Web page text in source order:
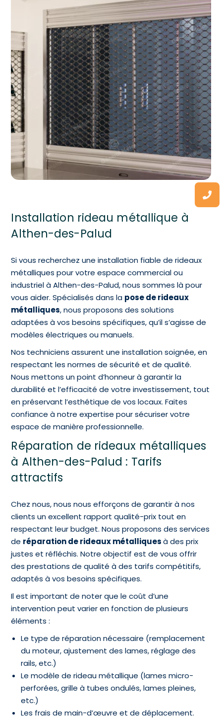
Installation rideau métallique à
Althen-des-Palud
Si vous recherchez une installation fiable de rideaux
métalliques pour votre espace commercial ou
industriel à Althen-des-Palud, nous sommes là pour
vous aider. Spécialisés dans la pose de rideaux
métalliques, nous proposons des solutions
adaptées à vos besoins spécifiques, qu’il s’agisse de
modèles électriques ou manuels.
Nos techniciens assurent une installation soignée, en
respectant les normes de sécurité et de qualité.
Nous mettons un point d’honneur à garantir la
durabilité et l’efficacité de votre investissement, tout
en préservant l’esthétique de vos locaux. Faites
confiance à notre expertise pour sécuriser votre
espace de manière professionnelle.
Réparation de rideaux métalliques
à Althen-des-Palud : Tarifs
attractifs
Chez nous, nous nous efforçons de garantir à nos
clients un excellent rapport qualité-prix tout en
respectant leur budget. Nous proposons des services
de réparation de rideaux métalliquesà des prix
justes et réfléchis. Notre objectif est de vous offrir
des prestations de qualité à des tarifs compétitifs,
adaptés à vos besoins spécifiques.
Il est important de noter que le coût d’une
intervention peut varier en fonction de plusieurs
éléments :
Le type de réparation nécessaire (remplacement
du moteur, ajustement des lames, réglage des
rails, etc.)
Le modèle de rideau métallique (lames micro-
perforées, grille à tubes ondulés, lames pleines,
etc.)
Les frais de main-d’œuvre et de déplacement.